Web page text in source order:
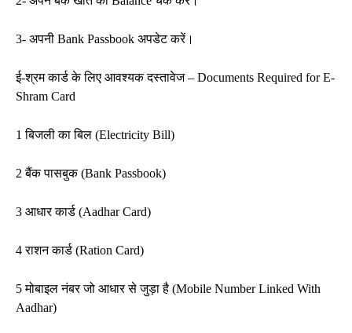
3- अपनी Bank Passbook अपडेट करें।
ई-श्रम कार्ड के लिए आवश्यक दस्तावेज – Documents Required for E-
Shram Card
1 बिजली का बिल (Electricity Bill)
2 बैंक पासबुक (Bank Passbook)
3 आधार कार्ड (Aadhar Card)
4 राशन कार्ड (Ration Card)
5 मोबाइल नंबर जो आधार से जुड़ा है (Mobile Number Linked With
Aadhar)